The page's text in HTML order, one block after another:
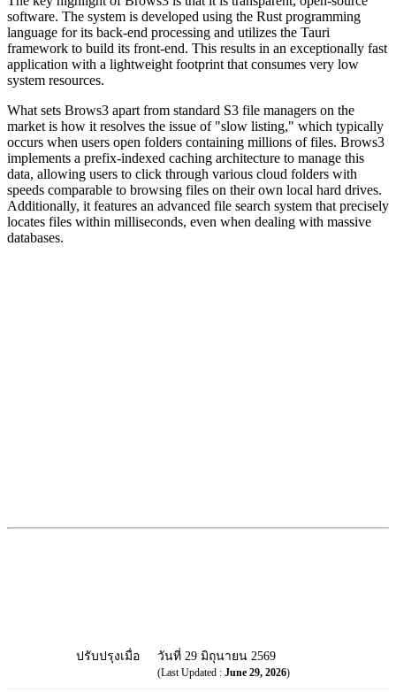
software. The system is developed using the Rust programming
language for its back-end processing and utilizes the Tauri
framework to build its front-end. This results in an exceptionally fast
application with a lightweight footprint that consumes very low
system resources.
What sets Brows3 apart from standard S3 file managers on the
market is how it resolves the issue of "slow listing," which typically
occurs when users open folders containing millions of files. Brows3
implements a prefix-indexed caching architecture to manage this
data, allowing users to click through various cloud folders with
speeds comparable to browsing files on their own local hard drives.
Additionally, it features an advanced file search system that precisely
locates files within milliseconds, even when dealing with massive
databases.
ปรับปรุงเมื่อ วันที่ 29 มิถุนายน 2569
(Last Updated : June 29, 2026)